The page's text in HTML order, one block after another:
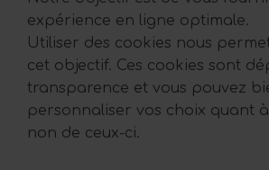
expérience en ligne optimale.
Utiliser des cookies nous
cet objectif. Ces cookies sont
transparence et vous pouvez
personnaliser vos choix quant à
non de ceux-ci.